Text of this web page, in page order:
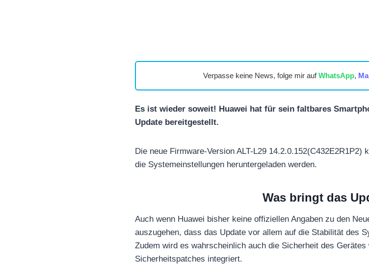
Verpasse keine News, folge mir aufWhatsApp,
Es ist wieder soweit! Huawei hat für sein faltbares
Update bereitgestellt.
Die neue Firmware-Version ALT-L29
die Systemeinstellungen heruntergeladen werden.
Was bringt das
Auch wenn Huawei bisher keine offiziellen Angaben zu den
auszugehen, dass das Update vor allem auf die Stabilität des
Zudem wird es wahrscheinlich auch die Sicherheit des
Sicherheitspatches integriert.